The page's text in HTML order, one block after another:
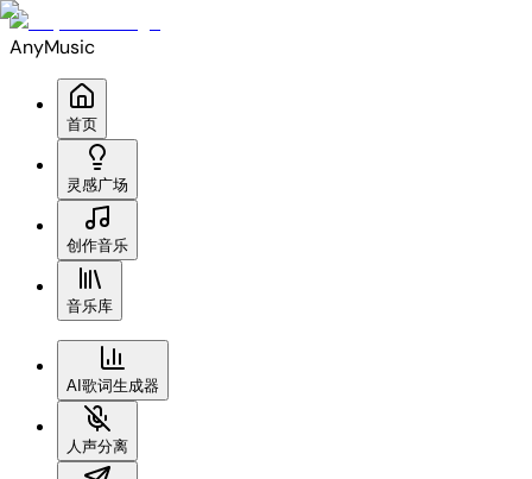
AnyMusic
首页
灵感广场
创作音乐
音乐库
AI歌词生成器
人声分离